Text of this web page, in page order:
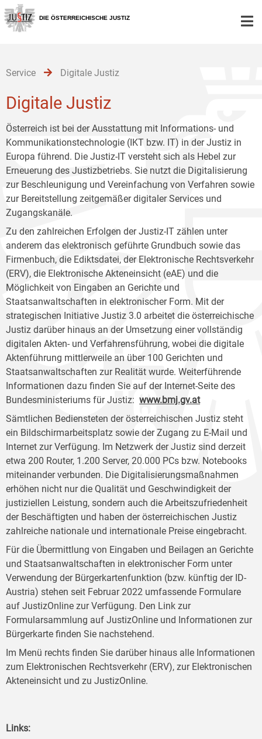
Zur
Hauptnavigation
[1]
Zum
Inhalt
[2]
Zum
Untermenü
[3]
DIE ÖSTERREICHISCHE JUSTIZ
Service Digitale Justiz
Digitale Justiz
Österreich ist bei der Ausstattung mit Informations- und
Kommunikationstechnologie (IKT bzw. IT) in der Justiz in
Europa führend. Die Justiz-IT versteht sich als Hebel zur
Erneuerung des Justizbetriebs. Sie nutzt die Digitalisierung
zur Beschleunigung und Vereinfachung von Verfahren sowie
zur Bereitstellung zeitgemäßer digitaler Services und
Zugangskanäle.
Zu den zahlreichen Erfolgen der Justiz-IT zählen unter
anderem das elektronisch geführte Grundbuch sowie das
Firmenbuch, die Ediktsdatei, der Elektronische Rechtsverkehr
(ERV), die Elektronische Akteneinsicht (eAE) und die
Möglichkeit von Eingaben an Gerichte und
Staatsanwaltschaften in elektronischer Form. Mit der
strategischen Initiative Justiz 3.0 arbeitet die österreichische
Justiz darüber hinaus an der Umsetzung einer vollständig
digitalen Akten- und Verfahrensführung, wobei die digitale
Aktenführung mittlerweile an über 100 Gerichten und
Staatsanwaltschaften zur Realität wurde. Weiterführende
Informationen dazu finden Sie auf der Internet-Seite des
Bundesministeriums für Justiz: www.bmj.gv.at
Sämtlichen Bediensteten der österreichischen Justiz steht
ein Bildschirmarbeitsplatz sowie der Zugang zu E-Mail und
Internet zur Verfügung. Im Netzwerk der Justiz sind derzeit
etwa 200 Router, 1.200 Server, 20.000 PCs bzw. Notebooks
miteinander verbunden. Die Digitalisierungsmaßnahmen
erhöhen nicht nur die Qualität und Geschwindigkeit der
justiziellen Leistung, sondern auch die Arbeitszufriedenheit
der Beschäftigten und haben der österreichischen Justiz
zahlreiche nationale und internationale Preise eingebracht.
Für die Übermittlung von Eingaben und Beilagen an Gerichte
und Staatsanwaltschaften in elektronischer Form unter
Verwendung der Bürgerkartenfunktion (bzw. künftig der ID-
Austria) stehen seit Februar 2022 umfassende Formulare
auf JustizOnline zur Verfügung. Den Link zur
Formularsammlung auf JustizOnline und Informationen zur
Bürgerkarte finden Sie nachstehend.
Im Menü rechts finden Sie darüber hinaus alle Informationen
zum Elektronischen Rechtsverkehr (ERV), zur Elektronischen
Akteneinsicht und zu JustizOnline.
Links: